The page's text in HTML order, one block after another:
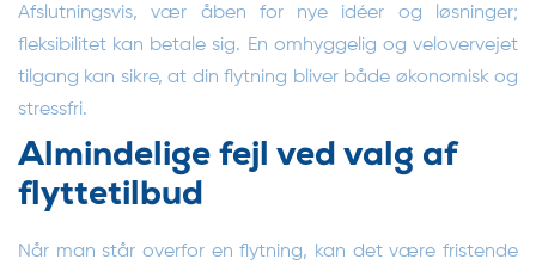
Afslutningsvis, vær åben for nye idéer og løsninger;
fleksibilitet kan betale sig. En omhyggelig og velovervejet
tilgang kan sikre, at din flytning bliver både økonomisk og
stressfri.
Almindelige fejl ved valg af
flyttetilbud
Når man står overfor en flytning, kan det være fristende